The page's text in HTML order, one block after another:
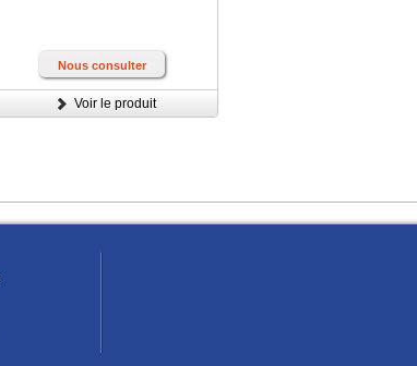
Nous consulter
Voir le produit